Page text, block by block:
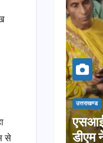
से
एसआईआर शिविरों का
डीएम ने किया निरीक्षण,